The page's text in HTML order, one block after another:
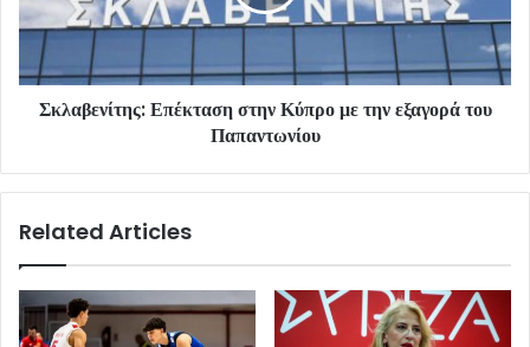
Σκλαβενίτης: Επέκταση στην Κύπρο με την εξαγορά του
Παπαντωνίου
Related Articles